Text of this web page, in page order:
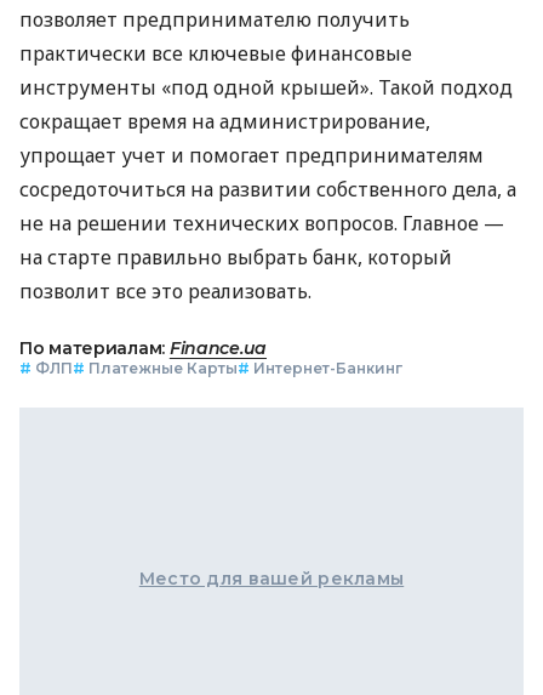
позволяет предпринимателю получить
практически все ключевые финансовые
инструменты «под одной крышей». Такой подход
сокращает время на администрирование,
упрощает учет и помогает предпринимателям
сосредоточиться на развитии собственного дела, а
не на решении технических вопросов. Главное —
на старте правильно выбрать банк, который
позволит все это реализовать.
По материалам: Finance.ua
# ФЛП# Платежные Карты# Интернет-Банкинг
Место для вашей рекламы